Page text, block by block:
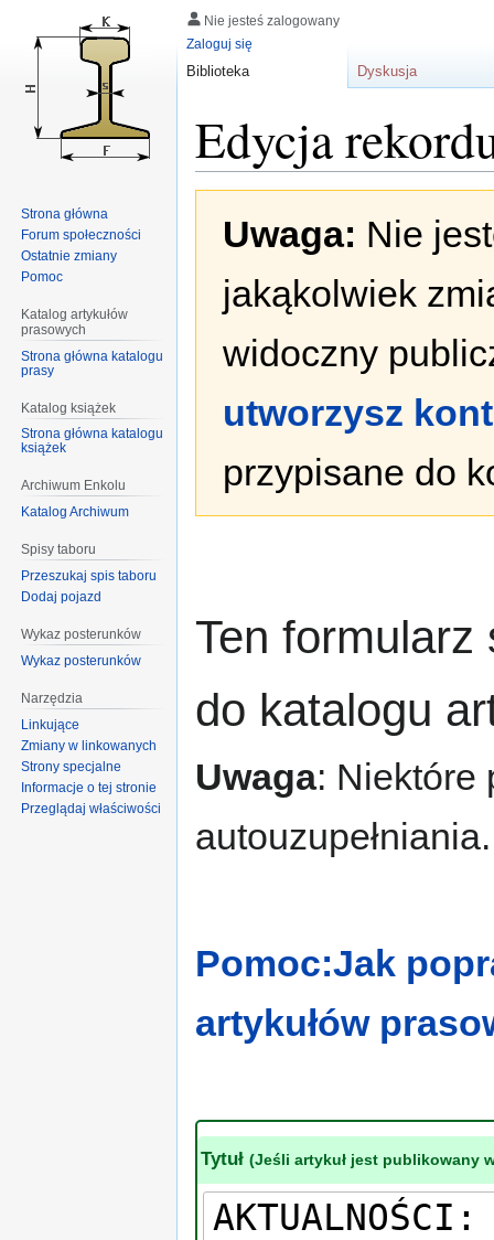
Edycja
nawigacji
wyszukiwania
Uwaga: Nie
jakąkolwiek
widoczny
utworzysz
przypisane do
Ten formularz
do katalogu
Uwaga: Niektóre
autouzupełniania.
Pomoc:Jak
artykułów
Tytuł (Jeśli artykuł jest publikowany
Nie jesteś zalogowany
Zaloguj się
Biblioteka Dyskusja
Strona główna
Forum społeczności
Ostatnie zmiany
Pomoc
Katalog artykułów
prasowych
Strona główna katalogu
prasy
Katalog książek
Strona główna katalogu
książek
Archiwum Enkolu
Katalog Archiwum
Spisy taboru
Przeszukaj spis taboru
Dodaj pojazd
Wykaz posterunków
Wykaz posterunków
Narzędzia
Linkujące
Zmiany w linkowanych
Strony specjalne
Informacje o tej stronie
Przeglądaj właściwości